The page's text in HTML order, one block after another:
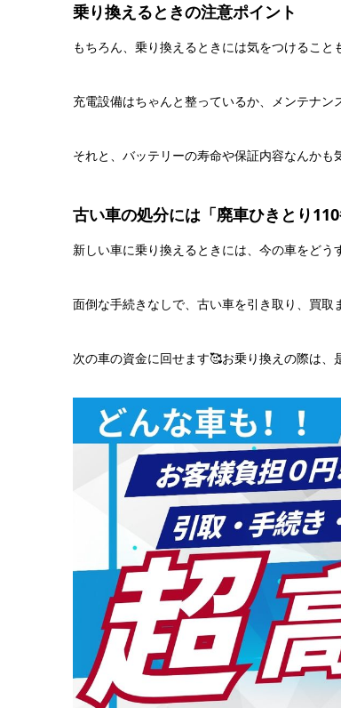
乗り換えるときの注意ポイント
もちろん、乗り換えるときには気をつけること
充電設備はちゃんと整っているか、メンテナン
それと、バッテリーの寿命や保証内容なんかも
古い車の処分には「廃車ひきとり110
新しい車に乗り換えるときには、今の車をど
面倒な手続きなしで、古い車を引き取り、買取
次の車の資金に回せます🥰お乗り換えの際は